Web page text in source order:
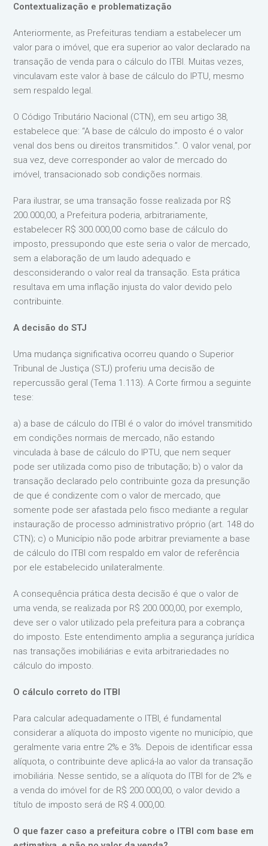
Contextualização e problematização
Anteriormente, as Prefeituras tendiam a estabelecer um
valor para o imóvel, que era superior ao valor declarado na
transação de venda para o cálculo do ITBI. Muitas vezes,
vinculavam este valor à base de cálculo do IPTU, mesmo
sem respaldo legal.
O Código Tributário Nacional (CTN), em seu artigo 38,
estabelece que: “A base de cálculo do imposto é o valor
venal dos bens ou direitos transmitidos.”. O valor venal, por
sua vez, deve corresponder ao valor de mercado do
imóvel, transacionado sob condições normais.
Para ilustrar, se uma transação fosse realizada por R$
200.000,00, a Prefeitura poderia, arbitrariamente,
estabelecer R$ 300.000,00 como base de cálculo do
imposto, pressupondo que este seria o valor de mercado,
sem a elaboração de um laudo adequado e
desconsiderando o valor real da transação. Esta prática
resultava em uma inflação injusta do valor devido pelo
contribuinte.
A decisão do STJ
Uma mudança significativa ocorreu quando o Superior
Tribunal de Justiça (STJ) proferiu uma decisão de
repercussão geral (Tema 1.113). A Corte firmou a seguinte
tese:
a) a base de cálculo do ITBI é o valor do imóvel transmitido
em condições normais de mercado, não estando
vinculada à base de cálculo do IPTU, que nem sequer
pode ser utilizada como piso de tributação; b) o valor da
transação declarado pelo contribuinte goza da presunção
de que é condizente com o valor de mercado, que
somente pode ser afastada pelo fisco mediante a regular
instauração de processo administrativo próprio (art. 148 do
CTN); c) o Município não pode arbitrar previamente a base
de cálculo do ITBI com respaldo em valor de referência
por ele estabelecido unilateralmente.
A consequência prática desta decisão é que o valor de
uma venda, se realizada por R$ 200.000,00, por exemplo,
deve ser o valor utilizado pela prefeitura para a cobrança
do imposto. Este entendimento amplia a segurança jurídica
nas transações imobiliárias e evita arbitrariedades no
cálculo do imposto.
O cálculo correto do ITBI
Para calcular adequadamente o ITBI, é fundamental
considerar a alíquota do imposto vigente no município, que
geralmente varia entre 2% e 3%. Depois de identificar essa
alíquota, o contribuinte deve aplicá-la ao valor da transação
imobiliária. Nesse sentido, se a alíquota do ITBI for de 2% e
a venda do imóvel for de R$ 200.000,00, o valor devido a
título de imposto será de R$ 4.000,00.
O que fazer caso a prefeitura cobre o ITBI com base em